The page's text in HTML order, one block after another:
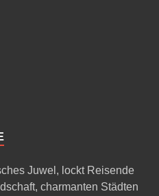
Juwel, lockt Reisende
charmanten Städten